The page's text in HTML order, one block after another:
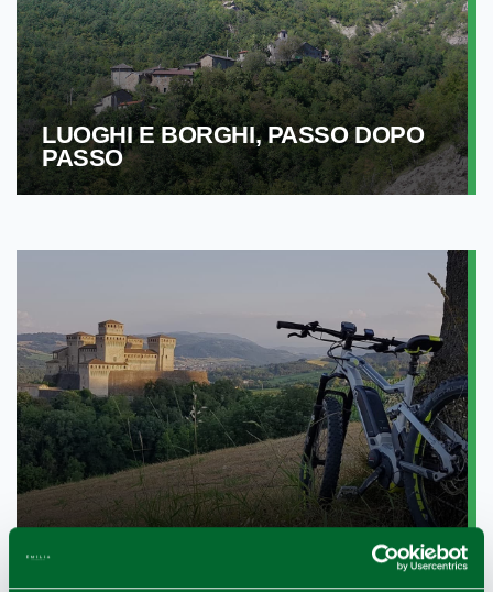
LUOGHI E BORGHI, PASSO DOPO
PASSO
LA TERRA DELLO SLOW MIX